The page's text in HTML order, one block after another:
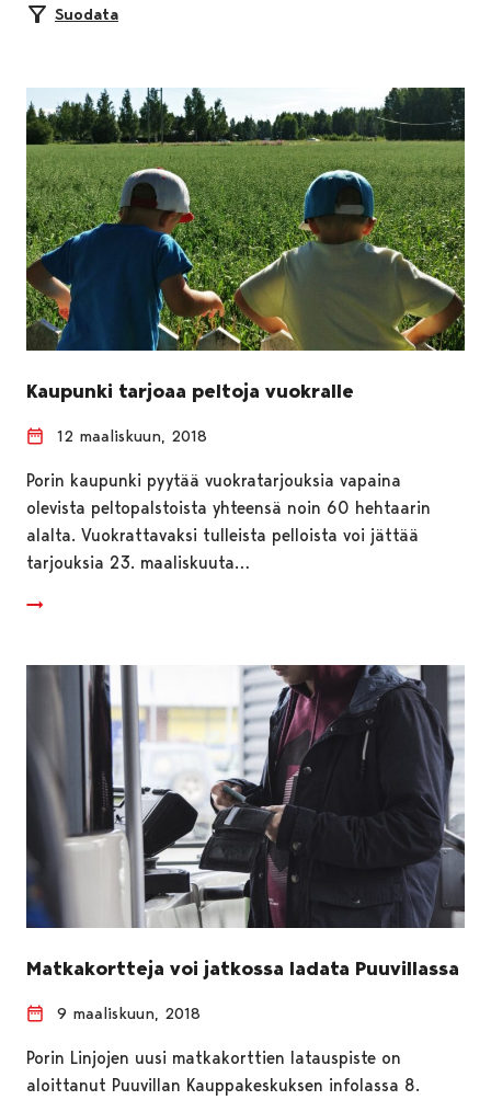
Suodata
Kaupunki tarjoaa peltoja vuokralle
12 maaliskuun, 2018
Porin kaupunki pyytää vuokratarjouksia vapaina
olevista peltopalstoista yhteensä noin 60 hehtaarin
alalta. Vuokrattavaksi tulleista pelloista voi jättää
tarjouksia 23. maaliskuuta…
Matkakortteja voi jatkossa ladata Puuvillassa
9 maaliskuun, 2018
Porin Linjojen uusi matkakorttien latauspiste on
aloittanut Puuvillan Kauppakeskuksen infolassa 8.